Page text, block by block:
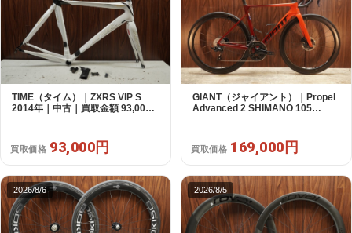
TIME（タイム）｜ZXRS VIP S
2014年｜中古｜買取金額 93,000
買取価格 93,000円
GIANT（ジャイアント）｜Propel
Advanced 2 SHIMANO 105
買取価格 169,000円
2026/8/6 2026/8/5